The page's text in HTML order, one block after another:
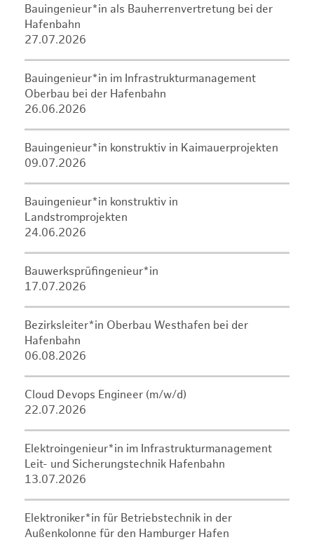
Bauingenieur*in als Bauherrenvertretung bei der
Hafenbahn
27.07.2026
Bauingenieur*in im Infrastrukturmanagement
Oberbau bei der Hafenbahn
26.06.2026
Bauingenieur*in konstruktiv in Kaimauerprojekten
09.07.2026
Bauingenieur*in konstruktiv in
Landstromprojekten
24.06.2026
Bauwerksprüfingenieur*in
17.07.2026
Bezirksleiter*in Oberbau Westhafen bei der
Hafenbahn
06.08.2026
Cloud Devops Engineer (m/w/d)
22.07.2026
Elektroingenieur*in im Infrastrukturmanagement
Leit- und Sicherungstechnik Hafenbahn
13.07.2026
Elektroniker*in für Betriebstechnik in der
Außenkolonne für den Hamburger Hafen